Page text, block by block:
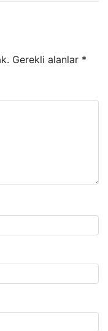
Gerekli alanlar *